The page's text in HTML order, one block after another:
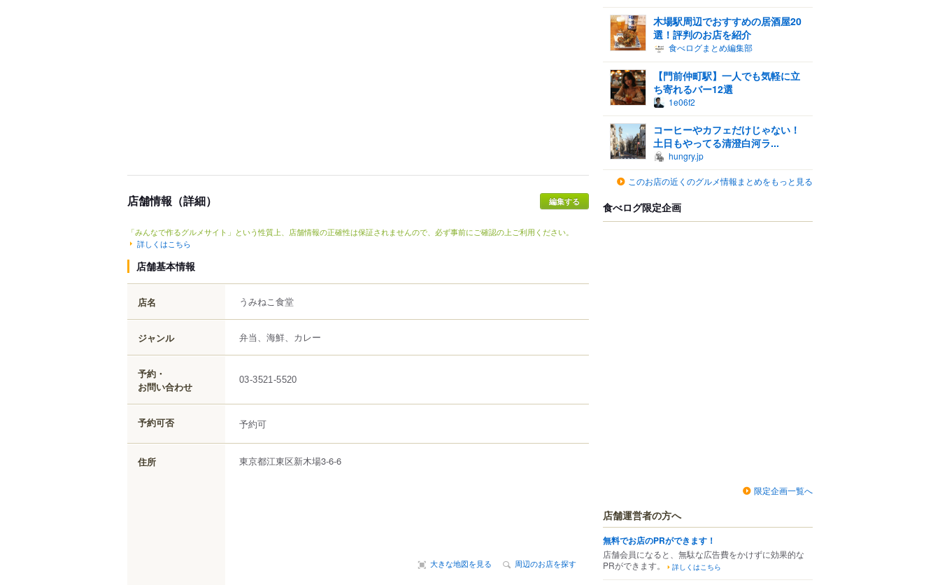
店舗情報（詳細） 編集する
「みんなで作るグルメサイト」という性質上、店舗情報の正確性は保証されませんので、必ず事前にご確認の上ご利用ください。
詳しくはこちら
店舗基本情報
店名 うみねこ食堂
ジャンル 弁当、海鮮、カレー
予約・
お問い合わせ
03-3521-5520
予約可否 予約可
住所 東京都江東区新木場3-6-6
大きな地図を見る 周辺のお店を探す
木場駅周辺でおすすめの居酒屋20
選！評判のお店を紹介
食べログまとめ編集部
【門前仲町駅】一人でも気軽に立
ち寄れるバー12選
1e06f2
コーヒーやカフェだけじゃない！
土日もやってる清澄白河ラ...
hungry.jp
このお店の近くのグルメ情報まとめをもっと見る
食べログ限定企画
限定企画一覧へ
店舗運営者の方へ
無料でお店のPRができます！
店舗会員になると、無駄な広告費をかけずに効果的な
PRができます。
詳しくはこちら